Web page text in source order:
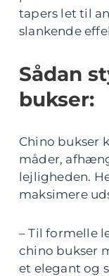
tapers let til
slankende
Sådan
bukser:
Chino bukser
måder,
lejligheden.
maksimere
– Til formelle
chino bukser
et elegant og